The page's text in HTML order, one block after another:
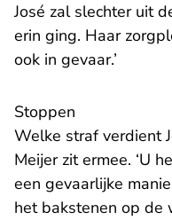
José zal slechter uit
erin ging. Haar
ook in gevaar.’
Stoppen
Welke straf verdient
Meijer zit ermee. ‘U
een gevaarlijke
het bakstenen op de